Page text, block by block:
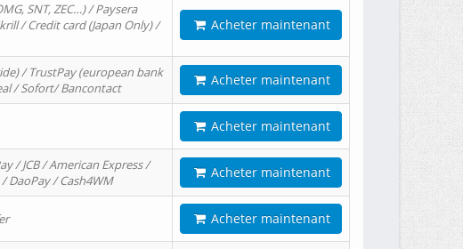
SNT, ZEC…) / Paysera
/ Credit card (Japan Only) /
Acheter maintenant
/ TrustPay (european bank
/ Sofort/ Bancontact
Acheter maintenant
Acheter maintenant
/ JCB / American Express /
DaoPay / Cash4WM
Acheter maintenant
Acheter maintenant